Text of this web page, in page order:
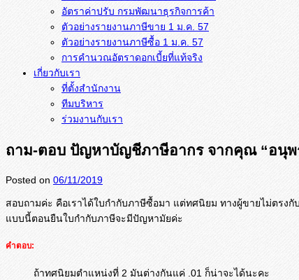
อัตราค่าปรับ กรมพัฒนาธุรกิจการค้า
ตัวอย่างรายงานภาษีขาย 1 ม.ค. 57
การคำนวณอัตราดอกเบี้ยที่แท้จริง
เกี่ยวกับเรา
ที่ตั้งสำนักงาน
ทีมบริหาร
ร่วมงานกับเรา
ถาม-ตอบ ปัญหาบัญชีภาษีอากร จากคุณ “อนุพ
Posted on 06/11/2019
สอบถามค่ะ คือเราได้ใบกำกับภาษีซื้อมา แต่ทศนิยม ทางผู้ขายไม่ตรง
แบบนี้ตอนยืนใบกำกับภาษีจะมีปัญหามัยค่ะ
คำตอบ:
ถ้าทศนิยมตำแหน่งที่ 2 มันต่างกันแค่ .01 ก็น่าจะได้นะคะ